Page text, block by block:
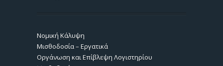
Νομική Κάλυψη
Μισθοδοσία – Εργατικά
Οργάνωση και Επίβλεψη Λογιστηρίου